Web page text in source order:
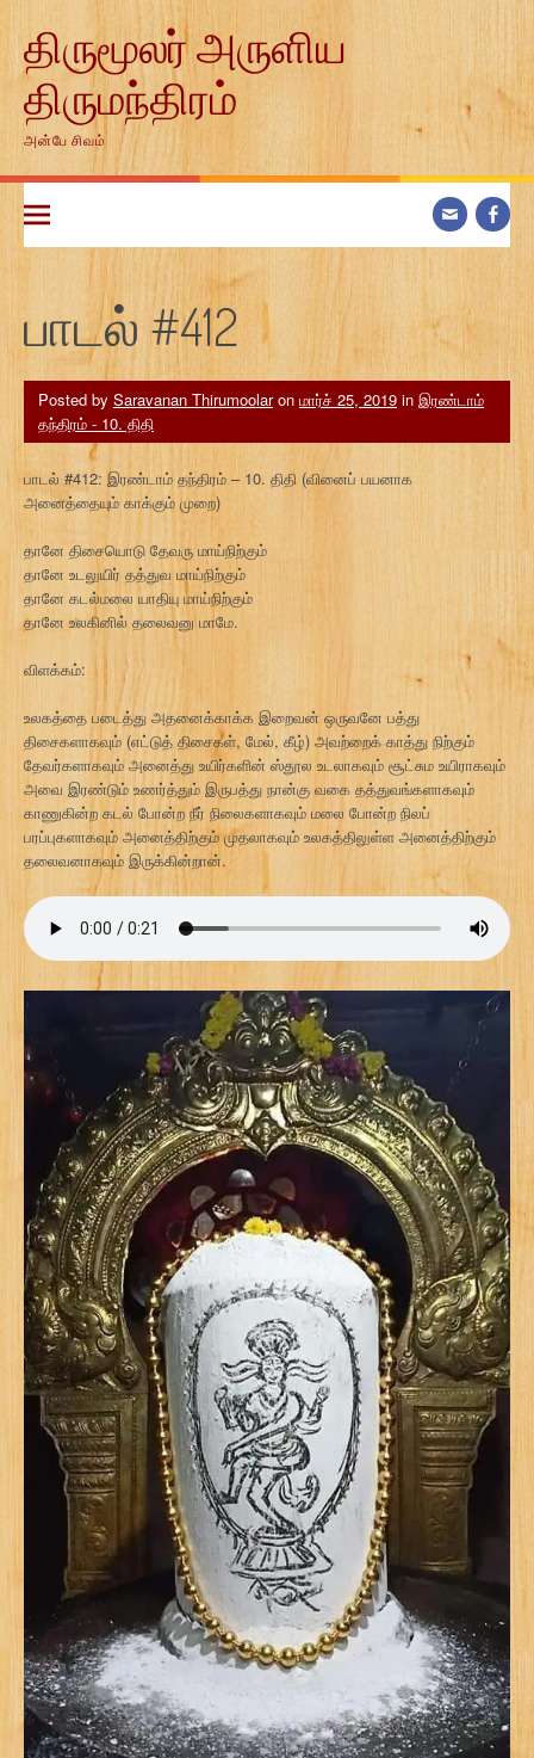
contentதிருமூலர் அருளிய
திருமந்திரம்
அன்பே சிவம்
பாடல் #412
Posted by Saravanan Thirumoolaron மார்ச் 25, 2019 in இரண்டாம்
தந்திரம் - 10. திதி
பாடல் #412: இரண்டாம் தந்திரம் – 10. திதி (வினைப் பயனாக
அனைத்தையும் காக்கும் முறை)
தானே திசையொடு தேவரு மாய்நிற்கும்
தானே உடலுயிர் தத்துவ மாய்நிற்கும்
தானே கடல்மலை யாதியு மாய்நிற்கும்
தானே உலகினில் தலைவனு மாமே.
விளக்கம்:
உலகத்தை படைத்து அதனைக்காக்க இறைவன் ஒருவனே பத்து
திசைகளாகவும் (எட்டுத் திசைகள், மேல், கீழ்) அவற்றைக் காத்து நிற்கும்
தேவர்களாகவும் அனைத்து உயிர்களின் ஸ்தூல உடலாகவும் சூட்சும உயிராகவும்
அவை இரண்டும் உணர்த்தும் இருபத்து நான்கு வகை தத்துவங்களாகவும்
காணுகின்ற கடல் போன்ற நீர் நிலைகளாகவும் மலை போன்ற நிலப்
பரப்புகளாகவும் அனைத்திற்கும் முதலாகவும் உலகத்திலுள்ள அனைத்திற்கும்
தலைவனாகவும் இருக்கின்றான்.